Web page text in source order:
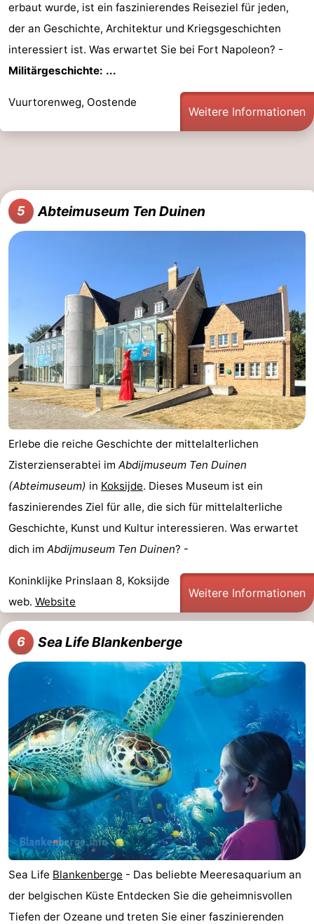
erbaut wurde, ist ein faszinierendes Reiseziel für jeden,
der an Geschichte, Architektur und Kriegsgeschichten
interessiert ist. Was erwartet Sie bei Fort Napoleon? -
Militärgeschichte: ...
Vuurtorenweg, Oostende
Weitere Informationen
5 Abteimuseum Ten Duinen
Erlebe die reiche Geschichte der mittelalterlichen
Zisterzienserabtei im Abdijmuseum Ten Duinen
(Abteimuseum) in Koksijde. Dieses Museum ist ein
faszinierendes Ziel für alle, die sich für mittelalterliche
Geschichte, Kunst und Kultur interessieren. Was erwartet
dich im Abdijmuseum Ten Duinen? -
Koninklijke Prinslaan 8, Koksijde
web. Website
Weitere Informationen
6 Sea Life Blankenberge
Sea Life Blankenberge - Das beliebte Meeresaquarium an
der belgischen Küste Entdecken Sie die geheimnisvollen
Tiefen der Ozeane und treten Sie einer faszinierenden